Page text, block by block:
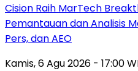
Cision Raih MarTech
Pemantauan dan Analisis
Pers, dan AEO
Kamis, 6 Agu 2026 - 17:00